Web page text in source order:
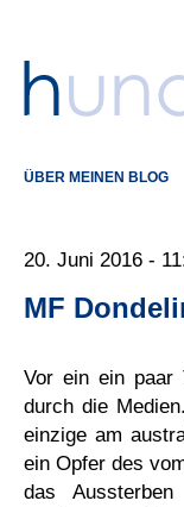
ÜBER MEINEN BLOG
20. Juni 2016 -
MF
Vor ein ein paar
durch die
einzige am
ein Opfer des
das